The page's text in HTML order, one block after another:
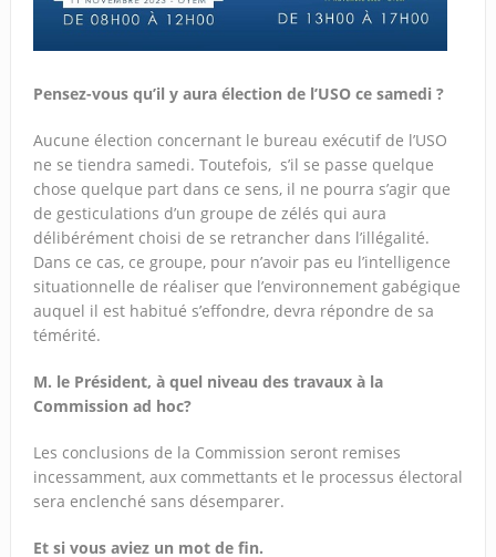
Pensez-vous qu’il y aura élection de l’USO ce samedi ?
Aucune élection concernant le bureau exécutif de l’USO
ne se tiendra samedi. Toutefois, s’il se passe quelque
chose quelque part dans ce sens, il ne pourra s’agir que
de gesticulations d’un groupe de zélés qui aura
délibérément choisi de se retrancher dans l’illégalité.
Dans ce cas, ce groupe, pour n’avoir pas eu l’intelligence
situationnelle de réaliser que l’environnement gabégique
auquel il est habitué s’effondre, devra répondre de sa
témérité.
M. le Président, à quel niveau des travaux à la
Commission ad hoc?
Les conclusions de la Commission seront remises
incessamment, aux commettants et le processus électoral
sera enclenché sans désemparer.
Et si vous aviez un mot de fin.